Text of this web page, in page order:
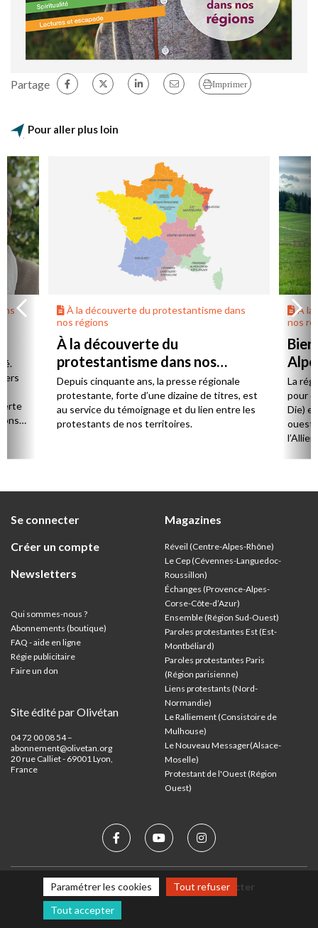
Partage Imprimer
Pour aller plus loin
À la découverte du protestantisme dans
nos régions
À la découverte du
protestantisme dans nos
régions
Depuis cinquante ans, la presse régionale
protestante, forte d’une dizaine de titres, est
au service du témoignage et du lien entre les
protestants de nos territoires.
À la
nos
La
pour
Die)
ouest,
Se connecter
Créer un compte
Newsletters
Qui sommes-nous ?
Abonnements (boutique)
FAQ - aide en ligne
Régie publicitaire
Faire un don
Site édité par Olivétan
04 72 00 08 54 –
abonnement@olivetan.org
20 rue Calliet - 69001 Lyon,
France
Magazines
Réveil (Centre-Alpes-Rhône)
Le Cep (Cévennes-Languedoc-
Roussillon)
Échanges (Provence-Alpes-
Corse-Côte-d’Azur)
Ensemble (Région Sud-Ouest)
Paroles protestantes Est (Est-
Montbéliard)
Paroles protestantes Paris
(Région parisienne)
Liens protestants (Nord-
Normandie)
Le Ralliement (Consistoire de
Mulhouse)
Le Nouveau Messager(Alsace-
Moselle)
Protestant de l'Ouest (Région
Ouest)
Mentions légales Nous contacter
Paramétrer les cookies
Tout refuser
Tout accepter